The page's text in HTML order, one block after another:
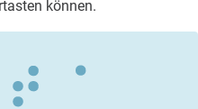
können.